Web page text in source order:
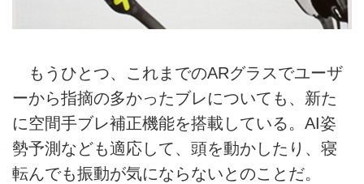
もうひとつ、これまでのARグラスでユーザ
ーから指摘の多かったブレについても、新た
に空間手ブレ補正機能を搭載している。AI姿
勢予測なども適応して、頭を動かしたり、寝
転んでも振動が気にならないとのことだ。